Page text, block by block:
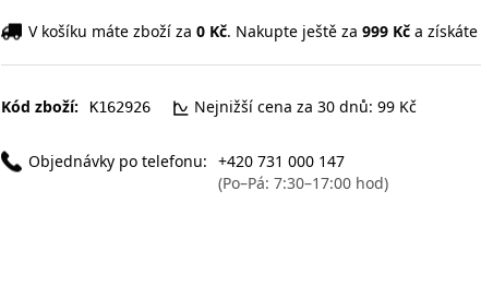
V košíku máte zboží za 0 Kč. Nakupte ještě za 999 Kča získáte
Kód zboží: K162926 Nejnižší cena za 30 dnů: 99 Kč
Objednávky po telefonu: +420 731 000 147
(Po–Pá: 7:30–17:00 hod)